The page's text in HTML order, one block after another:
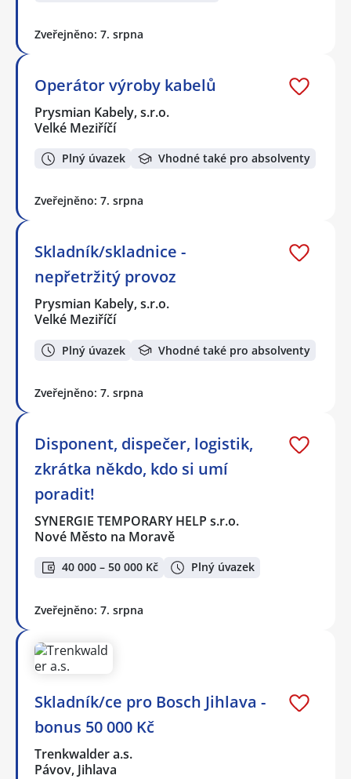
Zveřejněno: 7. srpna
Operátor výroby kabelů
Prysmian Kabely, s.r.o.
Velké Meziříčí
Plný úvazek Vhodné také pro absolventy
Zveřejněno: 7. srpna
Skladník/skladnice -
nepřetržitý provoz
Prysmian Kabely, s.r.o.
Velké Meziříčí
Plný úvazek Vhodné také pro absolventy
Zveřejněno: 7. srpna
Disponent, dispečer, logistik,
zkrátka někdo, kdo si umí
poradit!
SYNERGIE TEMPORARY HELP s.r.o.
Nové Město na Moravě
40 000 – 50 000 Kč Plný úvazek
Zveřejněno: 7. srpna
Skladník/ce pro Bosch Jihlava -
bonus 50 000 Kč
Trenkwalder a.s.
Pávov, Jihlava